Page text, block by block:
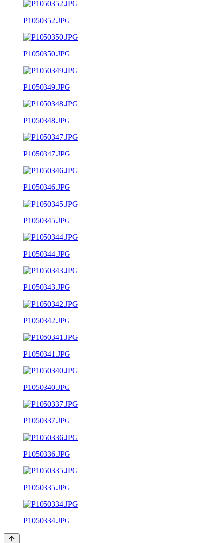
P1050352.JPG
P1050350.JPG
P1050349.JPG
P1050348.JPG
P1050347.JPG
P1050346.JPG
P1050345.JPG
P1050344.JPG
P1050343.JPG
P1050342.JPG
P1050341.JPG
P1050340.JPG
P1050337.JPG
P1050336.JPG
P1050335.JPG
P1050334.JPG